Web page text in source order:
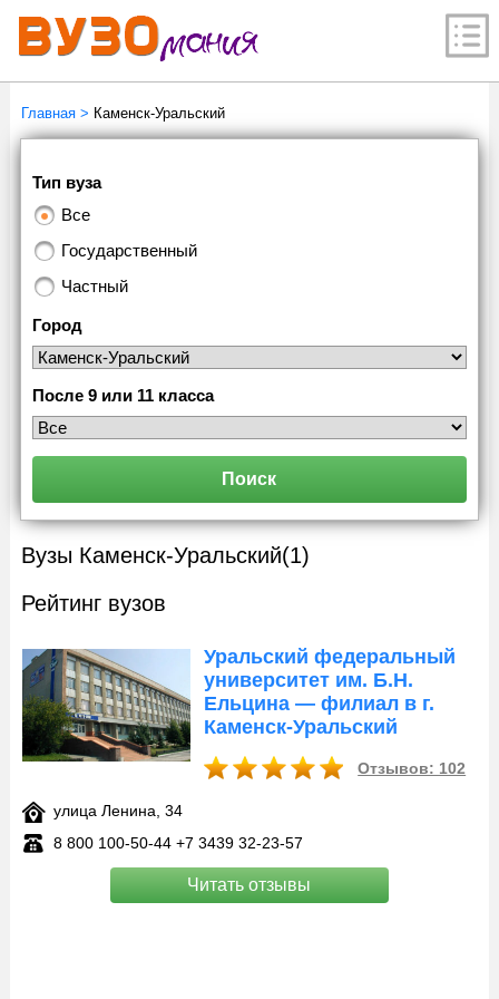
Главная> Каменск-Уральский
Тип вуза
Все
Государственный
Частный
Город
После 9 или 11 класса
Поиск
Вузы Каменск-Уральский(1)
Рейтинг вузов
Уральский федеральный
университет им. Б.Н.
Ельцина — филиал в г.
Каменск-Уральский
Отзывов: 102
улица Ленина, 34
8 800 100‑50-44 +7 3439 32‑23-57
Читать отзывы